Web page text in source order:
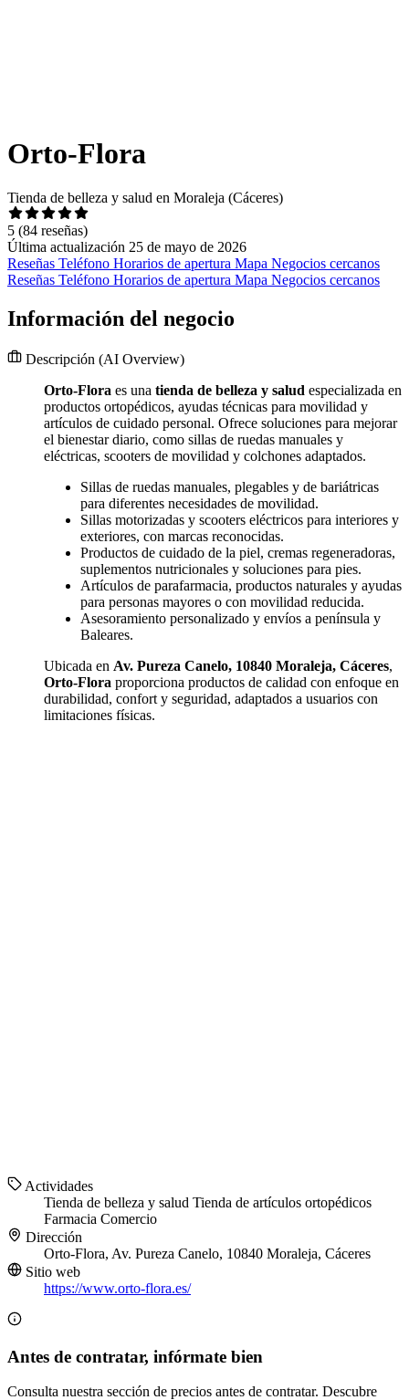
Orto-Flora
Tienda de belleza y salud en Moraleja (Cáceres)
5 (84 reseñas)
Última actualización 25 de mayo de 2026
Reseñas Teléfono Horarios de apertura Mapa Negocios cercanos
Reseñas Teléfono Horarios de apertura Mapa Negocios cercanos
Información del negocio
Descripción (AI Overview)
Orto-Flora es una tienda de belleza y salud especializada en
productos ortopédicos, ayudas técnicas para movilidad y
artículos de cuidado personal. Ofrece soluciones para mejorar
el bienestar diario, como sillas de ruedas manuales y
eléctricas, scooters de movilidad y colchones adaptados.
Sillas de ruedas manuales, plegables y de bariátricas
para diferentes necesidades de movilidad.
Sillas motorizadas y scooters eléctricos para interiores y
exteriores, con marcas reconocidas.
Productos de cuidado de la piel, cremas regeneradoras,
suplementos nutricionales y soluciones para pies.
Artículos de parafarmacia, productos naturales y ayudas
para personas mayores o con movilidad reducida.
Asesoramiento personalizado y envíos a península y
Baleares.
Ubicada en Av. Pureza Canelo, 10840 Moraleja, Cáceres,
Orto-Flora proporciona productos de calidad con enfoque en
durabilidad, confort y seguridad, adaptados a usuarios con
limitaciones físicas.
Actividades
Tienda de belleza y salud Tienda de artículos ortopédicos
Farmacia Comercio
Dirección
Orto-Flora, Av. Pureza Canelo, 10840 Moraleja, Cáceres
Sitio web
https://www.orto-flora.es/
Antes de contratar, infórmate bien
Consulta nuestra sección de precios antes de contratar. Descubre